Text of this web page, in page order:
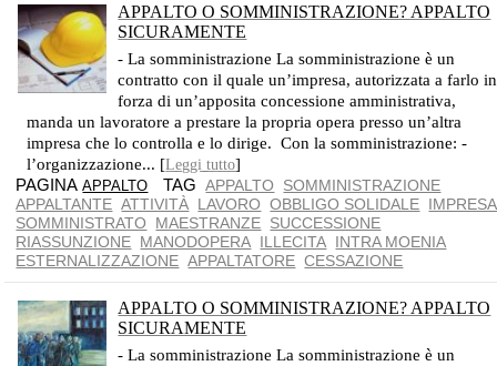
APPALTO O SOMMINISTRAZIONE? APPALTO
SICURAMENTE
- La somministrazione La somministrazione è un
contratto con il quale un’impresa, autorizzata a farlo in
forza di un’apposita concessione amministrativa,
manda un lavoratore a prestare la propria opera presso un’altra
impresa che lo controlla e lo dirige. Con la somministrazione: -
l’organizzazione... [Leggi tutto]
PAGINAAPPALTO TAGAPPALTO
SOMMINISTRAZIONE
APPALTANTE ATTIVITÀ LAVORO OBBLIGO SOLIDALE IMPRESA
SOMMINISTRATO
MAESTRANZE SUCCESSIONE
RIASSUNZIONE MANODOPERA ILLECITA INTRA MOENIA
ESTERNALIZZAZIONE APPALTATORE CESSAZIONE
APPALTO O SOMMINISTRAZIONE? APPALTO
SICURAMENTE
- La somministrazione La somministrazione è un